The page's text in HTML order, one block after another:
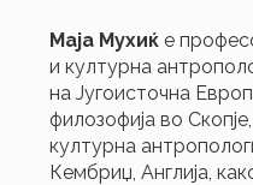
Маја Мухиќ е
и културна
на Југоисточна
филозофија во
културна
Кембриџ, Англија,